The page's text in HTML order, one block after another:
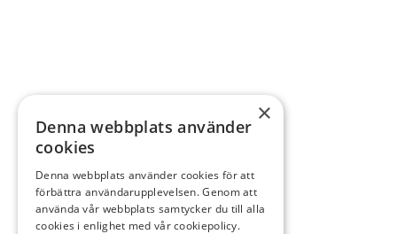
×
Denna webbplats använder
cookies
Denna webbplats använder cookies för att
förbättra användarupplevelsen. Genom att
använda vår webbplats samtycker du till alla
cookies i enlighet med vår cookiepolicy.